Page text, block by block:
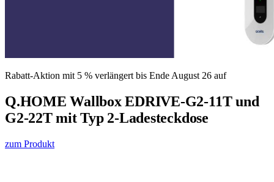
Rabatt-Aktion mit 5 % verlängert bis Ende August 26 auf
Q.HOME Wallbox EDRIVE-G2-11T und
G2-22T mit Typ 2-Ladesteckdose
zum Produkt